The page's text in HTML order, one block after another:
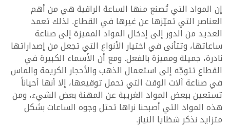
إن المواد التي تُصنع منها الساعة الراقية هي من أهم
العناصر التي تميّزها عن غيرها في القطاع. لذلك تعمد
العديد من الدور إلى إدخال المواد المميزة إلى صناعة
ساعاتها، وتتأنى في اختيار الأنواع التي تجعل من إصداراتها
نادرة، جميلة ومميزة بالفعل. ومع أن الأسماء الكبيرة في
القطاع تتوجّه إلى استعمال الذهب والأحجار الكريمة والماس
في صناعة آلات الوقت التي تحمل توقيعها، إلا أنها أحياناً
تستعين ببعض المواد الغريبة عن المهنة بعض الشيء، ومن
هذه المواد التي أصبحنا نراها تحتل وجوه الساعات بشكل
متزايد نذكر شظايا النياز.